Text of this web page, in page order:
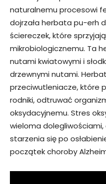
naturalnemu procesowi
dojrzała herbata pu-erh
ściereczek, które
mikrobiologicznemu. Ta
nutami kwiatowymi i
drzewnymi nutami.
przeciwutleniacze, które
rodniki, odtruwać
oksydacyjnemu. Stres
wieloma
starzenia się po
początek choroby